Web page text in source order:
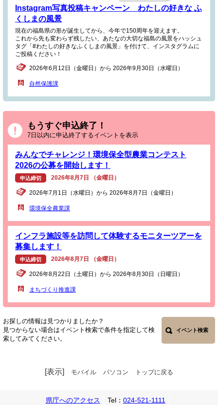
Instagram写真投稿キャンペーン わたしの好きな ふ
くしまの風景
現在の福島県の形が誕生してから、今年で150周年を迎えます。
これから先も変わらず残したい、あたなの大切な福島の風景をハッシュ
タグ「#わたしの好きなふくしまの風景」を付けて、インスタグラムに
ご投稿ください！
2026年6月12日（金曜日）から 2026年9月30日（水曜日）
自然保護課
もうすぐ申込終了！
7日以内に申込終了するイベントを表示
みんなでチャレンジ！環境保全型農業コンテスト
2026の公募を開始します！
申込締切 2026年8月7日 （金曜日）
2026年7月1日（水曜日）から 2026年8月7日（金曜日）
環境保全農業課
インフラ施設等を訪問して体験するモニターツアーを
募集します！
申込締切 2026年8月7日 （金曜日）
2026年8月22日（土曜日）から 2026年8月30日（日曜日）
まちづくり推進課
お探しの情報は見つかりましたか？
見つからない場合はイベント検索で条件を指定して検
索してみてください。
イベント検索
[表示] モバイル パソコン トップに戻る
県庁へのアクセス Tel： 024-521-1111